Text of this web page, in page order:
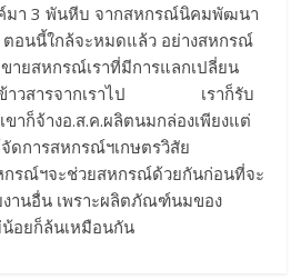
มา 3 พันหีบ จากสหกรณ์นิคมพัฒนา
อนนี้ใกล้จะหมดแล้ว อย่างสหกรณ์
ายสหกรณ์เราที่มีการแลกเปลี่ยน
บข้าวสารจากเราไป เราก็รับ
าก็จ้างอ.ส.ค.ผลิตนมกล่องเพียงแต่
ดการสหกรณ์ฯเกษตรวิสัย
กรณ์ฯจะช่วยสหกรณ์ด้วยกันก่อนที่จะ
านอื่น เพราะผลิตภัณฑ์นมของ
อยก็ล้นเหมือนกัน